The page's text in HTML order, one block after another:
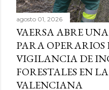
agosto 01, 2026
VAERSA ABRE
PARA OPERARIOS
VIGILANCIA DE
FORESTALES EN
VALENCIANA